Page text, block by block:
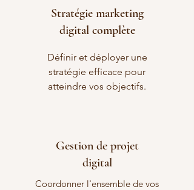
Stratégie marketing
digital complète
Définir et déployer une
stratégie efficace pour
atteindre vos objectifs.
Gestion de projet
digital
Coordonner l'ensemble de vos